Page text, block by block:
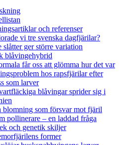
och referenser
vi tre svenska dagfjärilar?
slåtter ger större variation
blåvingehybrid
får oss att glömma hur det var
hos rapsfjärilar efter
som larver
blåvingar sprider sig i
blomning som försvar mot fjäril
pollinerare – en laddad fråga
och genetik skiljer
former